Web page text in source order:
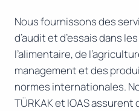
Nous fournissons des
d’audit et d’essais dans
l’alimentaire, de
management et des
normes internationales.
TÜRKAK et IOAS